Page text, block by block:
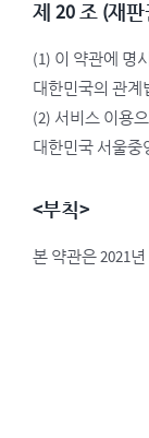
제 20 조 (재
(1) 이 약관에 명
대한민국의 관계
(2) 서비스 이용
대한민국 서울중
<부칙>
본 약관은 2021